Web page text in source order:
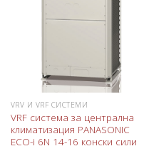
любими
VRV И VRF СИСТЕМИ
VRF система за централна
климатизация PANASONIC
ECO-i 6N 14-16 конски сили